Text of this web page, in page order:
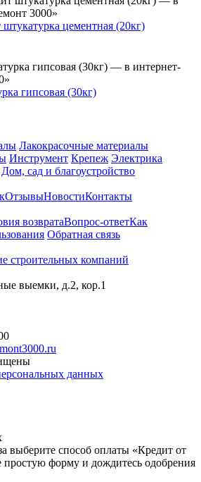
цементная (20кг)
гипсовая (30кг)
Лакокрасочные материалы
Инструмент Крепеж Электрика
Дом, сад и благоустройство
ОтзывыНовостиКонтакты
возвратаВопрос-ответКак
Обратная связь
строительных компаний
выемки, д.2, кор.1
данных
выберите способ оплаты «Кредит от
простую форму и дождитесь одобрения